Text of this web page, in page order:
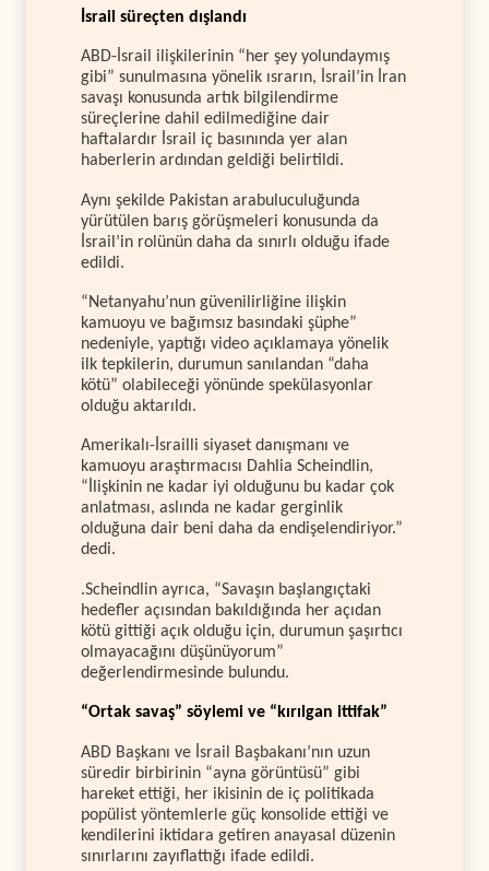
İsrail süreçten dışlandı
ABD-İsrail ilişkilerinin “her şey yolundaymış
gibi” sunulmasına yönelik ısrarın, İsrail’in İran
savaşı konusunda artık bilgilendirme
süreçlerine dahil edilmediğine dair
haftalardır İsrail iç basınında yer alan
haberlerin ardından geldiği belirtildi.
Aynı şekilde Pakistan arabuluculuğunda
yürütülen barış görüşmeleri konusunda da
İsrail’in rolünün daha da sınırlı olduğu ifade
edildi.
“Netanyahu’nun güvenilirliğine ilişkin
kamuoyu ve bağımsız basındaki şüphe”
nedeniyle, yaptığı video açıklamaya yönelik
ilk tepkilerin, durumun sanılandan “daha
kötü” olabileceği yönünde spekülasyonlar
olduğu aktarıldı.
Amerikalı-İsrailli siyaset danışmanı ve
kamuoyu araştırmacısı Dahlia Scheindlin,
“İlişkinin ne kadar iyi olduğunu bu kadar çok
anlatması, aslında ne kadar gerginlik
olduğuna dair beni daha da endişelendiriyor.”
dedi.
.Scheindlin ayrıca, “Savaşın başlangıçtaki
hedefler açısından bakıldığında her açıdan
kötü gittiği açık olduğu için, durumun şaşırtıcı
olmayacağını düşünüyorum”
değerlendirmesinde bulundu.
“Ortak savaş” söylemi ve “kırılgan ittifak”
ABD Başkanı ve İsrail Başbakanı’nın uzun
süredir birbirinin “ayna görüntüsü” gibi
hareket ettiği, her ikisinin de iç politikada
popülist yöntemlerle güç konsolide ettiği ve
kendilerini iktidara getiren anayasal düzenin
sınırlarını zayıflattığı ifade edildi.